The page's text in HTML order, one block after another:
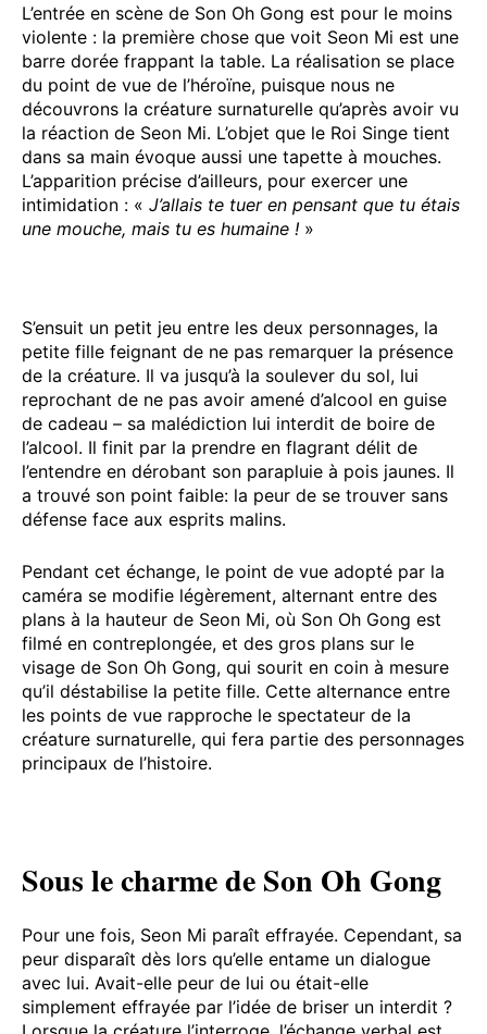
L’entrée en scène de Son Oh Gong est pour le moins
violente : la première chose que voit Seon Mi est une
barre dorée frappant la table. La réalisation se place
du point de vue de l’héroïne, puisque nous ne
découvrons la créature surnaturelle qu’après avoir vu
la réaction de Seon Mi. L’objet que le Roi Singe tient
dans sa main évoque aussi une tapette à mouches.
L’apparition précise d’ailleurs, pour exercer une
intimidation : « J’allais te tuer en pensant que tu étais
une mouche, mais tu es humaine ! »
S’ensuit un petit jeu entre les deux personnages, la
petite fille feignant de ne pas remarquer la présence
de la créature. Il va jusqu’à la soulever du sol, lui
reprochant de ne pas avoir amené d’alcool en guise
de cadeau – sa malédiction lui interdit de boire de
l’alcool. Il finit par la prendre en flagrant délit de
l’entendre en dérobant son parapluie à pois jaunes. Il
a trouvé son point faible: la peur de se trouver sans
défense face aux esprits malins.
Pendant cet échange, le point de vue adopté par la
caméra se modifie légèrement, alternant entre des
plans à la hauteur de Seon Mi, où Son Oh Gong est
filmé en contreplongée, et des gros plans sur le
visage de Son Oh Gong, qui sourit en coin à mesure
qu’il déstabilise la petite fille. Cette alternance entre
les points de vue rapproche le spectateur de la
créature surnaturelle, qui fera partie des personnages
principaux de l’histoire.
Sous le charme de Son Oh Gong
Pour une fois, Seon Mi paraît effrayée. Cependant, sa
peur disparaît dès lors qu’elle entame un dialogue
avec lui. Avait-elle peur de lui ou était-elle
simplement effrayée par l’idée de briser un interdit ?